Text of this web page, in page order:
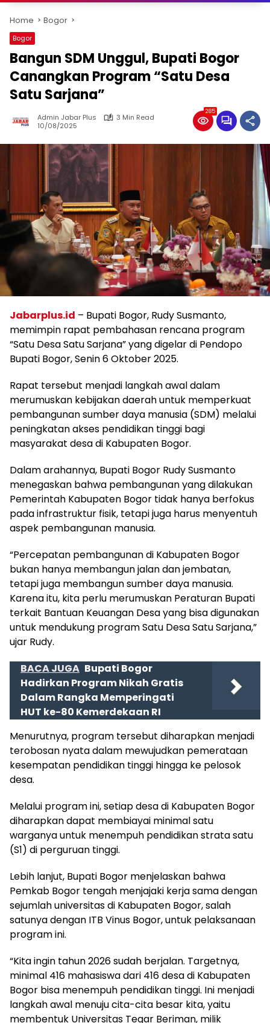
Home Bogor
Bogor
Bangun SDM Unggul, Bupati Bogor
Canangkan Program “Satu Desa
Satu Sarjana”
Admin Jabar Plus
3 Min Read
10/08/2025
285
Jabarplus.id – Bupati Bogor, Rudy Susmanto,
memimpin rapat pembahasan rencana program
“Satu Desa Satu Sarjana” yang digelar di Pendopo
Bupati Bogor, Senin 6 Oktober 2025.
Rapat tersebut menjadi langkah awal dalam
merumuskan kebijakan daerah untuk memperkuat
pembangunan sumber daya manusia (SDM) melalui
peningkatan akses pendidikan tinggi bagi
masyarakat desa di Kabupaten Bogor.
Dalam arahannya, Bupati Bogor Rudy Susmanto
menegaskan bahwa pembangunan yang dilakukan
Pemerintah Kabupaten Bogor tidak hanya berfokus
pada infrastruktur fisik, tetapi juga harus menyentuh
aspek pembangunan manusia.
“Percepatan pembangunan di Kabupaten Bogor
bukan hanya membangun jalan dan jembatan,
tetapi juga membangun sumber daya manusia.
Karena itu, kita perlu merumuskan Peraturan Bupati
terkait Bantuan Keuangan Desa yang bisa digunakan
untuk mendukung program Satu Desa Satu Sarjana,”
ujar Rudy.
BACA JUGA Bupati Bogor
Hadirkan Program Nikah Gratis
Dalam Rangka Memperingati
HUT ke-80 Kemerdekaan RI
Menurutnya, program tersebut diharapkan menjadi
terobosan nyata dalam mewujudkan pemerataan
kesempatan pendidikan tinggi hingga ke pelosok
desa.
Melalui program ini, setiap desa di Kabupaten Bogor
diharapkan dapat membiayai minimal satu
warganya untuk menempuh pendidikan strata satu
(S1) di perguruan tinggi.
Lebih lanjut, Bupati Bogor menjelaskan bahwa
Pemkab Bogor tengah menjajaki kerja sama dengan
sejumlah universitas di Kabupaten Bogor, salah
satunya dengan ITB Vinus Bogor, untuk pelaksanaan
program ini.
“Kita ingin tahun 2026 sudah berjalan. Targetnya,
minimal 416 mahasiswa dari 416 desa di Kabupaten
Bogor bisa menempuh pendidikan tinggi. Ini menjadi
langkah awal menuju cita-cita besar kita, yaitu
membentuk Universitas Tegar Beriman, milik